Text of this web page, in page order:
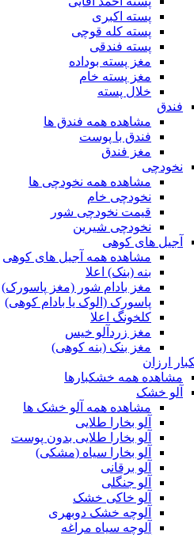
پسته اکبری
پسته کله قوچی
پسته فندقی
مغز پسته بوداده
مغز پسته خام
خلال پسته
فندق
مشاهده همه فندق ها
فندق با پوست
مغز فندق
نخودچی
مشاهده همه نخودچی ها
نخودچی خام
قیمت نخودچی شور
نخودچی شیرین
آجیل های کوهی
مشاهده همه آجیل های کوهی
بنه (بنک) اعلا
مغز بادام شور (مغز پاسورک)
پاسورک (الوک یا بادام کوهی)
کلخونگ اعلا
مغز زردآلو خیس
مغز بنک (بنه کوهی)
ارزان
مشاهده همه خشکبارها
آلو خشک
مشاهده همه آلو خشک ها
آلو بخارا طلایی
آلو بخارا طلایی بدون پوست
آلو بخارا سیاه (مشکی)
آلو برقانی
آلو جنگلی
آلو خاکی خشک
آلوچه خشک دوبهری
آلوچه سیاه مراغه